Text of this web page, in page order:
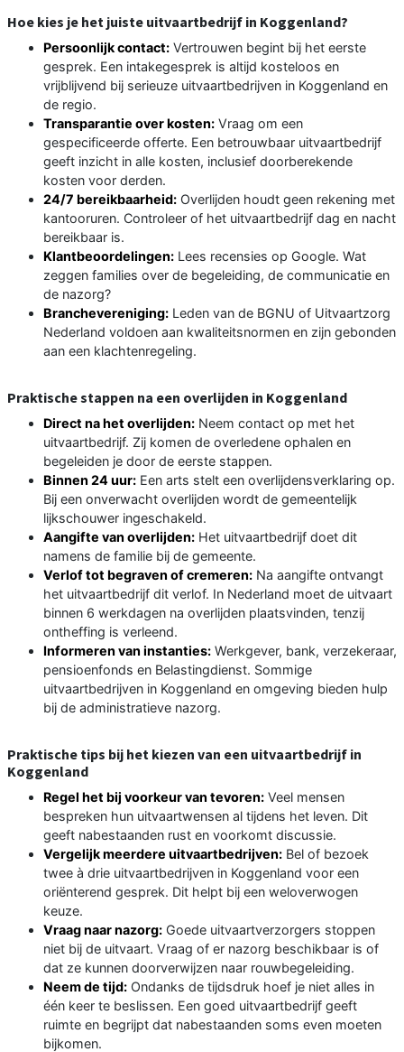
Hoe kies je het juiste uitvaartbedrijf in Koggenland?
Persoonlijk contact: Vertrouwen begint bij het eerste
gesprek. Een intakegesprek is altijd kosteloos en
vrijblijvend bij serieuze uitvaartbedrijven in Koggenland en
de regio.
Transparantie over kosten: Vraag om een
gespecificeerde offerte. Een betrouwbaar uitvaartbedrijf
geeft inzicht in alle kosten, inclusief doorberekende
kosten voor derden.
24/7 bereikbaarheid: Overlijden houdt geen rekening met
kantooruren. Controleer of het uitvaartbedrijf dag en nacht
bereikbaar is.
Klantbeoordelingen: Lees recensies op Google. Wat
zeggen families over de begeleiding, de communicatie en
de nazorg?
Branchevereniging: Leden van de BGNU of Uitvaartzorg
Nederland voldoen aan kwaliteitsnormen en zijn gebonden
aan een klachtenregeling.
Praktische stappen na een overlijden in Koggenland
Direct na het overlijden: Neem contact op met het
uitvaartbedrijf. Zij komen de overledene ophalen en
begeleiden je door de eerste stappen.
Binnen 24 uur: Een arts stelt een overlijdensverklaring op.
Bij een onverwacht overlijden wordt de gemeentelijk
lijkschouwer ingeschakeld.
Aangifte van overlijden: Het uitvaartbedrijf doet dit
namens de familie bij de gemeente.
Verlof tot begraven of cremeren: Na aangifte ontvangt
het uitvaartbedrijf dit verlof. In Nederland moet de uitvaart
binnen 6 werkdagen na overlijden plaatsvinden, tenzij
ontheffing is verleend.
Informeren van instanties: Werkgever, bank, verzekeraar,
pensioenfonds en Belastingdienst. Sommige
uitvaartbedrijven in Koggenland en omgeving bieden hulp
bij de administratieve nazorg.
Praktische tips bij het kiezen van een uitvaartbedrijf in
Koggenland
Regel het bij voorkeur van tevoren: Veel mensen
bespreken hun uitvaartwensen al tijdens het leven. Dit
geeft nabestaanden rust en voorkomt discussie.
Vergelijk meerdere uitvaartbedrijven: Bel of bezoek
twee à drie uitvaartbedrijven in Koggenland voor een
oriënterend gesprek. Dit helpt bij een weloverwogen
keuze.
Vraag naar nazorg: Goede uitvaartverzorgers stoppen
niet bij de uitvaart. Vraag of er nazorg beschikbaar is of
dat ze kunnen doorverwijzen naar rouwbegeleiding.
Neem de tijd: Ondanks de tijdsdruk hoef je niet alles in
één keer te beslissen. Een goed uitvaartbedrijf geeft
ruimte en begrijpt dat nabestaanden soms even moeten
bijkomen.